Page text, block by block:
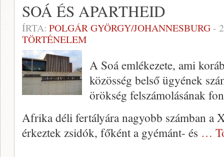
SOÁ ÉS APARTHEID
ÍRTA: POLGÁR GYÖRGY/JOHANNESBURG-
TÖRTÉNELEM
A Soá emlékezete, ami
közösség belső ügyének
örökség felszámolásának
Afrika déli fertályára nagyobb számban a
érkeztek zsidók, főként a gyémánt- és …